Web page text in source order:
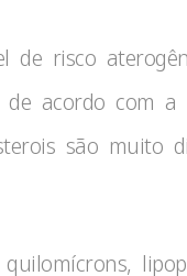
risco
acordo com a
são muito